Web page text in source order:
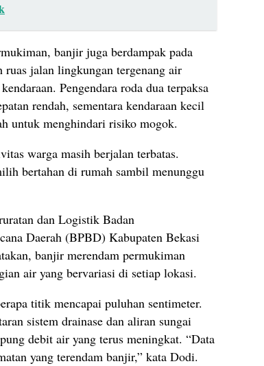
banjir juga berdampak pada
ruas jalan lingkungan tergenang air
Pengendara roda dua terpaksa
rendah, sementara kendaraan kecil
untuk menghindari risiko mogok.
warga masih berjalan terbatas.
bertahan di rumah sambil menunggu
dan Logistik Badan
Daerah (BPBD) Kabupaten Bekasi
banjir merendam permukiman
air yang bervariasi di setiap lokasi.
titik mencapai puluhan sentimeter.
sistem drainase dan aliran sungai
debit air yang terus meningkat. “Data
yang terendam banjir,” kata Dodi.